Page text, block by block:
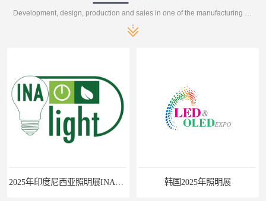
Development, design, production and sales in one of the manufacturing enterprises
2025年印度尼西亚照明展INALIGHT 韩国2025年照明展